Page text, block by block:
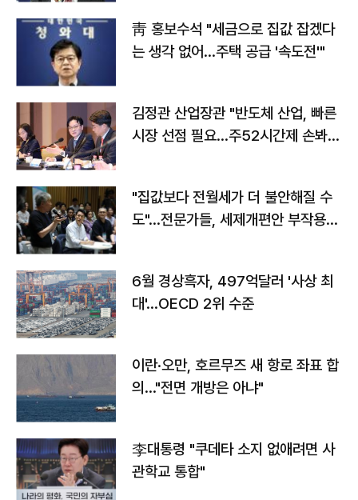
靑 홍보수석 "세금으로 집값 잡겠다
는 생각 없어…주택 공급 '속도전'"
김정관 산업장관 "반도체 산업, 빠른
시장 선점 필요…주52시간제 손봐
"집값보다 전월세가 더 불안해질 수
도"…전문가들, 세제개편안 부작용
6월 경상흑자, 497억달러 '사상 최
대'…OECD 2위 수준
이란·오만, 호르무즈 새 항로 좌표 합
의…"전면 개방은 아냐"
李대통령 "쿠데타 소지 없애려면 사
관학교 통합"